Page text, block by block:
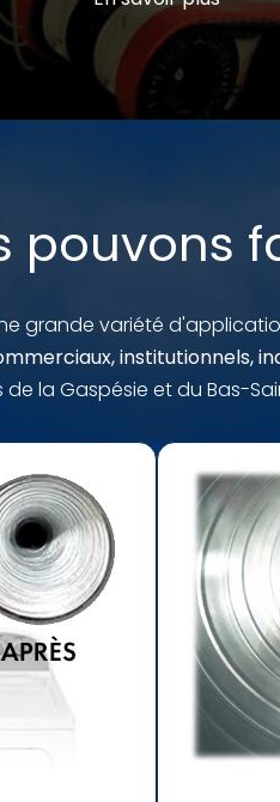
pouvons
grande variété
institutionnels,
de la Gaspésie et du Bas-